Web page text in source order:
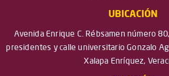
UBICACIÓN
Avenida Enrique C. Rébsamen número
presidentes y calle universitario Gonzalo
Xalapa Enríquez,